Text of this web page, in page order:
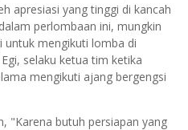
apresiasi yang tinggi di kancah
perlombaan ini, mungkin
untuk mengikuti lomba di
selaku ketua tim ketika
mengikuti ajang bergengsi
"Karena butuh persiapan yang